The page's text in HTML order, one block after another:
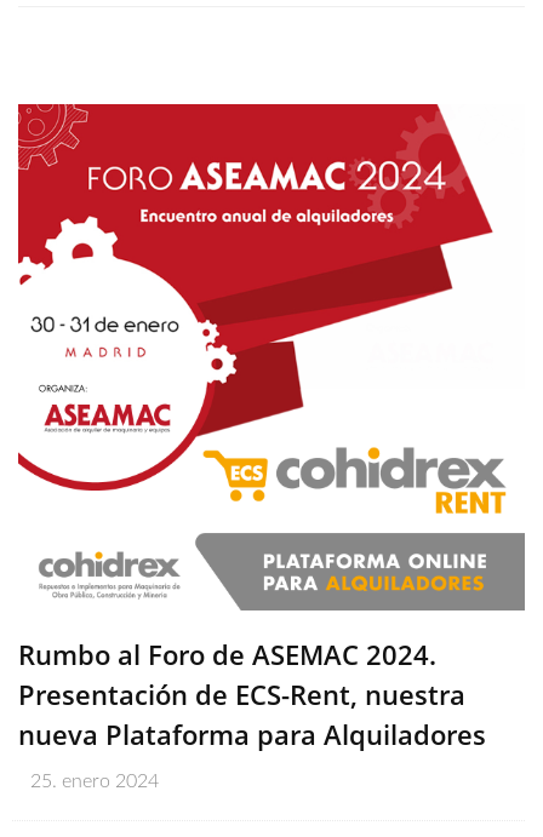
Rumbo al Foro de ASEMAC 2024.
Presentación de ECS-Rent, nuestra
nueva Plataforma para Alquiladores
25. enero 2024